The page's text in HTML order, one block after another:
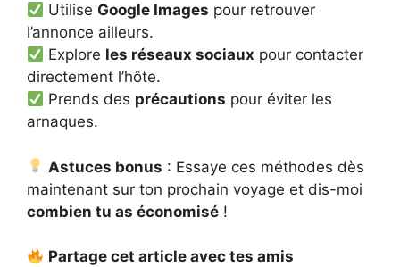
Utilise Google Images pour retrouver
l’annonce ailleurs.
Explore les réseaux sociaux pour contacter
directement l’hôte.
Prends des précautions pour éviter les
arnaques.
Astuces bonus : Essaye ces méthodes dès
maintenant sur ton prochain voyage et dis-moi
combien tu as économisé !
Partage cet article avec tes amis